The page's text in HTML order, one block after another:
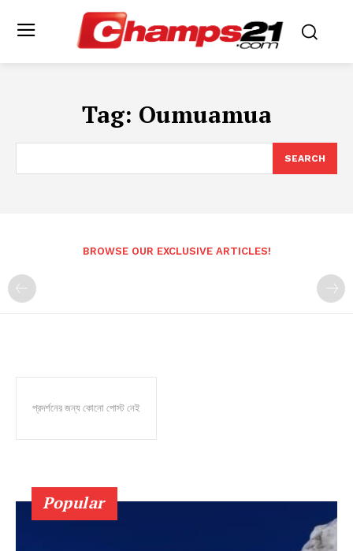
Tag: Oumuamua
SEARCH
BROWSE OUR EXCLUSIVE ARTICLES!
প্রদর্শনের জন্য কোনো পোস্ট নেই
Popular